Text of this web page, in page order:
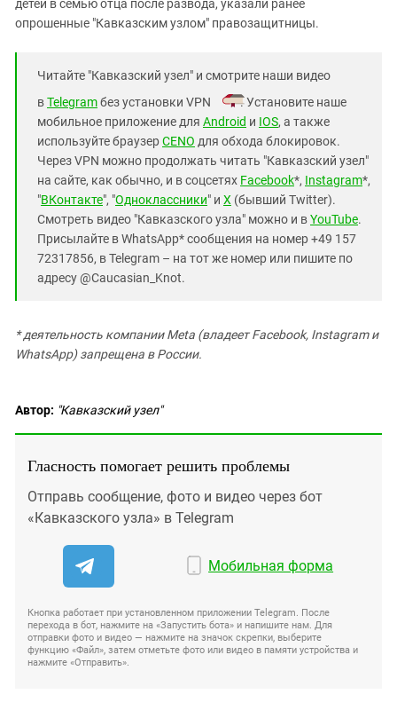
детей в семью отца после развода, указали ранее
опрошенные "Кавказским узлом" правозащитницы.
Читайте "Кавказский узел" и смотрите наши видео
вTelegramбез установки VPN
. Установите наше
мобильное приложение для Android и IOS, а также
используйте браузерCENO для обхода блокировок.
Через VPN можно продолжать читать "Кавказский узел"
на сайте, как обычно, и в соцсетях Facebook*, Instagram*,
"ВКонтакте", "Одноклассники" и X (бывший Twitter).
Смотреть видео "Кавказского узла" можно и вYouTube.
Присылайте в WhatsApp* сообщения на номер +49 157
72317856, в Telegram – на тот же номер или пишите по
адресу @Caucasian_Knot.
* деятельность компании Meta (владеет Facebook, Instagram и
WhatsApp) запрещена в России.
Автор: "Кавказский узел"
Гласность помогает решить проблемы
Отправь сообщение, фото и видео через бот
«Кавказского узла» в Telegram
Мобильная форма
Кнопка работает при установленном приложении Telegram. После
перехода в бот, нажмите на «Запустить бота» и напишите нам. Для
отправки фото и видео — нажмите на значок скрепки, выберите
функцию «Файл», затем отметьте фото или видео в памяти устройства и
нажмите «Отправить».